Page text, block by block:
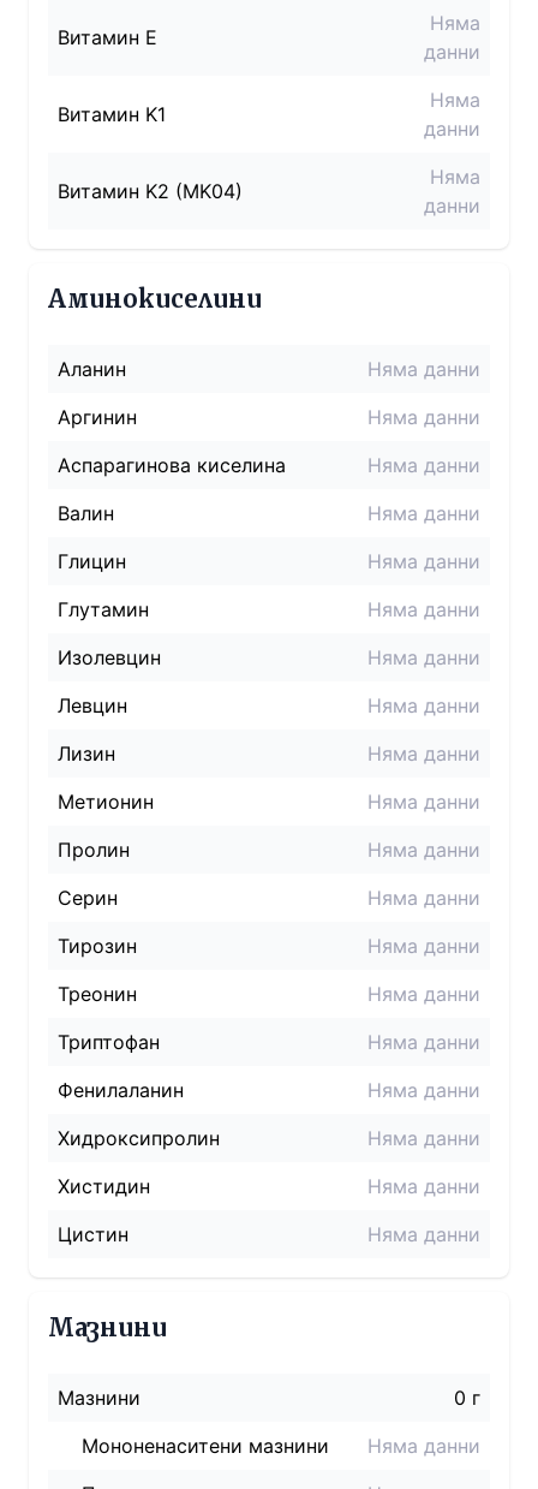
Витамин E
Няма
данни
Витамин K1
Няма
данни
Витамин K2 (MK04)
Няма
данни
Аминокиселини
Аланин
Няма данни
Аргинин
Няма данни
Аспарагинова киселина
Няма данни
Валин
Няма данни
Глицин
Няма данни
Глутамин
Няма данни
Изолевцин
Няма данни
Левцин
Няма данни
Лизин
Няма данни
Метионин
Няма данни
Пролин
Няма данни
Серин
Няма данни
Тирозин
Няма данни
Треонин
Няма данни
Триптофан
Няма данни
Фенилаланин
Няма данни
Хидроксипролин
Няма данни
Хистидин
Няма данни
Цистин
Няма данни
Мазнини
Мазнини
0 г
Мононенаситени мазнини
Няма данни